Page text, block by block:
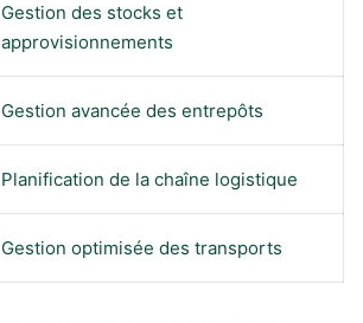
Gestion des stocks et
approvisionnements
Gestion avancée des entrepôts
Planification de la chaîne logistique
Gestion optimisée des transports